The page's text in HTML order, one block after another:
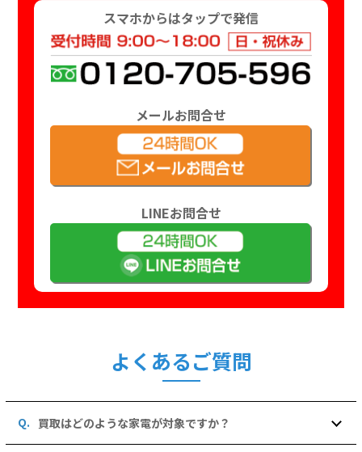
スマホからはタップで発信
メールお問合せ
LINEお問合せ
よくあるご質問
買取はどのような家電が対象ですか？